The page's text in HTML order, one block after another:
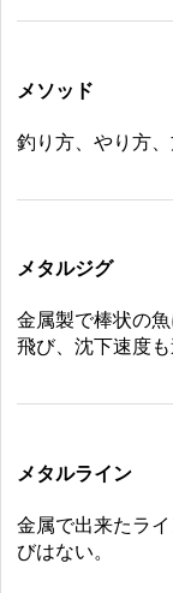
メソッド
釣り方、やり方、
メタルジグ
金属製で棒状の
飛び、沈下速度も
メタルライン
金属で出来たラ
びはない。